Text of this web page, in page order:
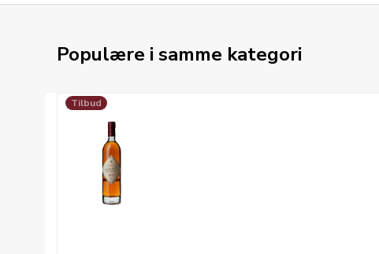
Populære i samme kategori
Tilbud